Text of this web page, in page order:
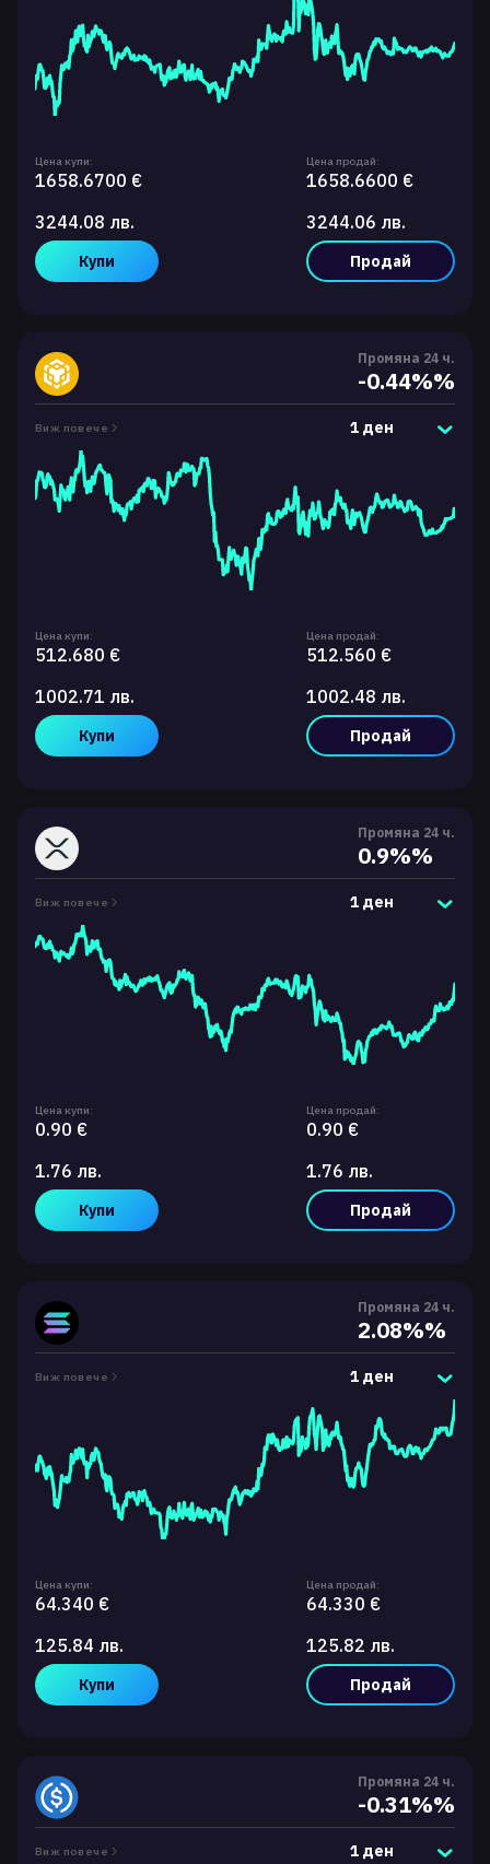
Цена купи:
1658.6700 €
3244.08 лв.
Купи
Цена продай:
1658.6600 €
3244.06 лв.
Продай
Промяна 24 ч.
-0.44%%
Виж повече 1 ден
Цена купи:
512.680 €
1002.71 лв.
Купи
Цена продай:
512.560 €
1002.48 лв.
Продай
Промяна 24 ч.
0.9%%
Виж повече 1 ден
Цена купи:
0.90 €
1.76 лв.
Купи
Цена продай:
0.90 €
1.76 лв.
Продай
Промяна 24 ч.
2.08%%
Виж повече 1 ден
Цена купи:
64.340 €
125.84 лв.
Купи
Цена продай:
64.330 €
125.82 лв.
Продай
Промяна 24 ч.
-0.31%%
Виж повече 1 ден